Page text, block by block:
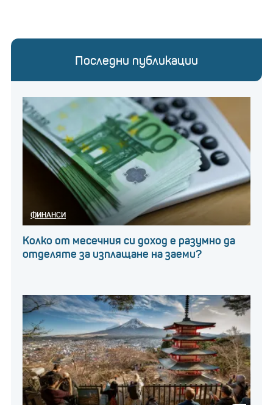
Последни публикации
ФИНАНСИ
Колко от месечния си доход е разумно да
отделяте за изплащане на заеми?